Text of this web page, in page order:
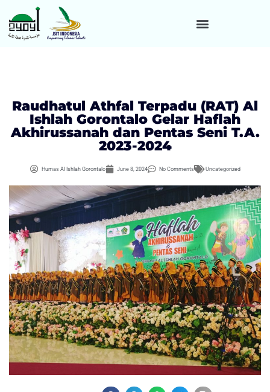
Raudhatul Athfal Terpadu (RAT) Al
Ishlah Gorontalo Gelar Haflah
Akhirussanah dan Pentas Seni T.A.
2023-2024
Humas Al Ishlah Gorontalo June 8, 2024 No Comments Uncategorized